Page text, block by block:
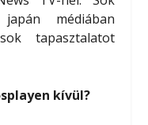
médiában
tapasztalatot
kívül?